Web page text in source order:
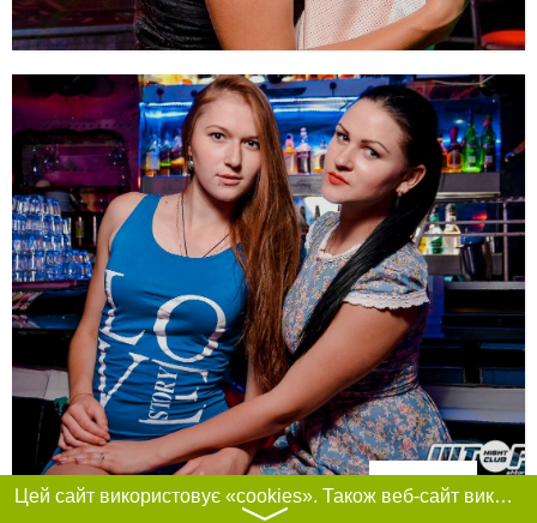
Фільтри
Цей сайт використовує «cookies». Також веб-сайт використовує інтернет-сервіс для збору технічних даних стосовно відвідувачів з метою отримання маркетингової та статистичної інформації. Умови обробки даних відвідувачів сайту див.
〉